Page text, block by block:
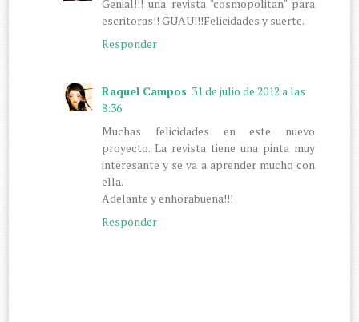
Genial!!! una revista "cosmopolitan" para
escritoras!! GUAU!!!Felicidades y suerte.
Responder
Raquel Campos 31 de julio de 2012 a las
8:36
Muchas felicidades en este nuevo
proyecto. La revista tiene una pinta muy
interesante y se va a aprender mucho con
ella.
Adelante y enhorabuena!!!
Responder